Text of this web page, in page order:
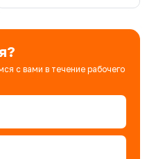
с вами в течение рабочего